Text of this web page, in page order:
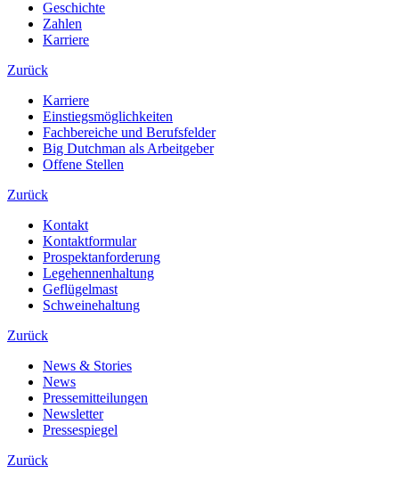
Geschichte
Zahlen
Karriere
Zurück
Karriere
Einstiegsmöglichkeiten
Fachbereiche und Berufsfelder
Big Dutchman als Arbeitgeber
Offene Stellen
Zurück
Kontakt
Kontaktformular
Prospektanforderung
Legehennenhaltung
Geflügelmast
Schweinehaltung
Zurück
News & Stories
News
Pressemitteilungen
Newsletter
Pressespiegel
Zurück